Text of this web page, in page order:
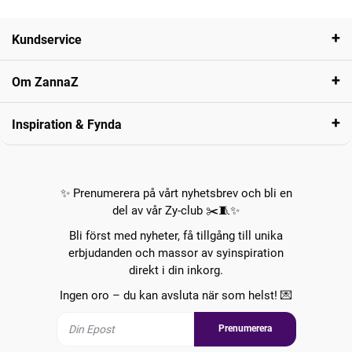
Kundservice
Om ZannaZ
Inspiration & Fynda
✨ Prenumerera på vårt nyhetsbrev och bli en
del av vår Zy-club ✂️🧵✨
Bli först med nyheter, få tillgång till unika
erbjudanden och massor av syinspiration
direkt i din inkorg.
Ingen oro – du kan avsluta när som helst! 💌
Prenumerera